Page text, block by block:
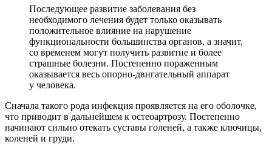
Последующее развитие заболевания без
необходимого лечения будет только оказывать
положительное влияние на нарушение
функциональности большинства органов, а значит,
со временем могут получить развитие и более
страшные болезни. Постепенно пораженным
оказывается весь опорно-двигательный аппарат
у человека.
Сначала такого рода инфекция проявляется на его оболочке,
что приводит в дальнейшем к остеоартрозу. Постепенно
начинают сильно отекать суставы голеней, а также ключицы,
коленей и груди.